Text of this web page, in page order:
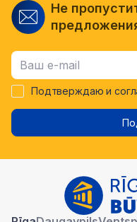
Не
Подтверждаю и